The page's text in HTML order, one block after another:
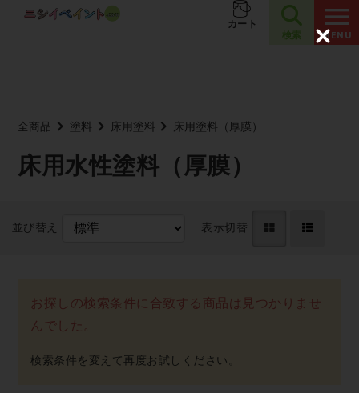
お知らせ 夏季休業のお知らせ
カート
検索
全商品 塗料 床用塗料 床用塗料（厚膜）
床用水性塗料（厚膜）
並び替え 表示切替
お探しの検索条件に合致する商品は見つかりませ
んでした。
C